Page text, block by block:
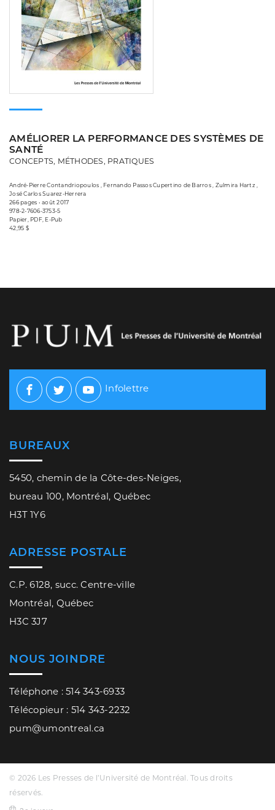
AMÉLIORER LA PERFORMANCE DES SYSTÈMES DE
SANTÉ
CONCEPTS, MÉTHODES, PRATIQUES
André-Pierre Contandriopoulos , Fernando Passos Cupertino de Barros , Zulmira Hartz ,
José Carlos Suarez-Herrera
266 pages • août 2017
978-2-7606-3753-5
Papier, PDF, E-Pub
42,95 $
Facebook
TwitterYoutube
Infolettre
BUREAUX
5450, chemin de la Côte-des-Neiges,
bureau 100, Montréal, Québec
H3T 1Y6
ADRESSE POSTALE
C.P. 6128, succ. Centre-ville
Montréal, Québec
H3C 3J7
NOUS JOINDRE
Téléphone : 514 343-6933
Télécopieur : 514 343-2232
pum@umontreal.ca
© 2026 Les Presses de l’Université de Montréal. Tous droits
réservés.